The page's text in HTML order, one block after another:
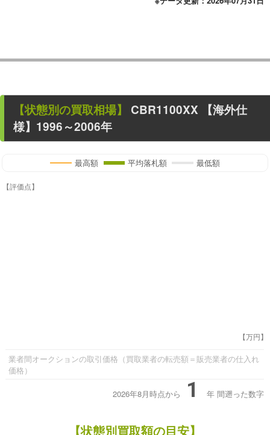
【状態別の買取相場】 CBR1100XX
【海外仕
様】1996～2006年
最高額 平均落札額 最低額
【評価点】
【万円】
業者間オークションの取引価格（買取業者の転売額＝販売業者の仕入れ
価格）
2026年8月時点から 1 年 間遡った数字
【状態別買取額の目安】